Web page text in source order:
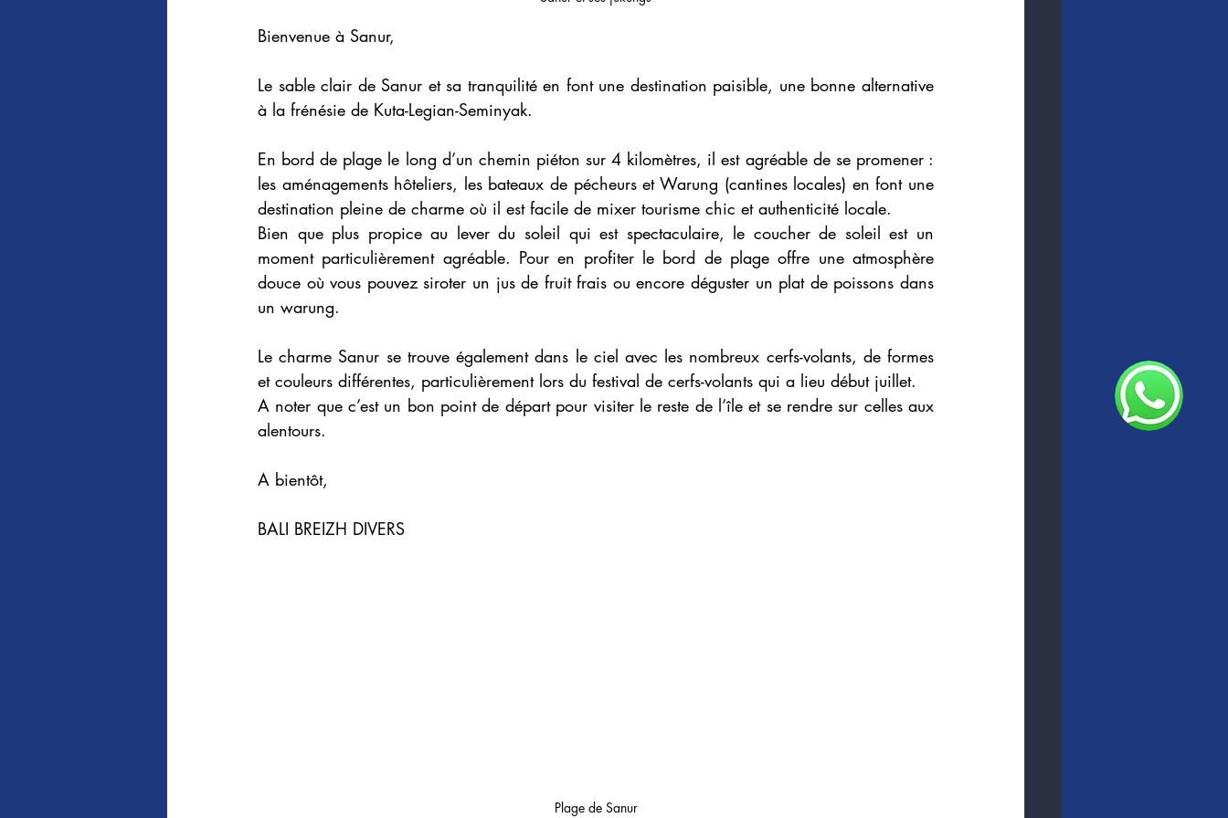
Bienvenue à Sanur,
Le sable clair de Sanur et sa tranquilité en font une destination paisible, une bonne alternative
à la frénésie de Kuta-Legian-Seminyak.
En bord de plage le long d’un chemin piéton sur 4 kilomètres, il est agréable de se promener :
les aménagements hôteliers, les bateaux de pécheurs et Warung (cantines locales) en font une
destination pleine de charme où il est facile de mixer tourisme chic et authenticité locale.
Bien que plus propice au lever du soleil qui est spectaculaire, le coucher de soleil est un
moment particulièrement agréable. Pour en profiter le bord de plage offre une atmosphère
douce où vous pouvez siroter un jus de fruit frais ou encore déguster un plat de poissons dans
un warung.
Le charme Sanur se trouve également dans le ciel avec les nombreux cerfs-volants, de formes
et couleurs différentes, particulièrement lors du festival de cerfs-volants qui a lieu début juillet.
A noter que c’est un bon point de départ pour visiter le reste de l’île et se rendre sur celles aux
alentours.
A bientôt,
BALI BREIZH DIVERS
Plage de Sanur